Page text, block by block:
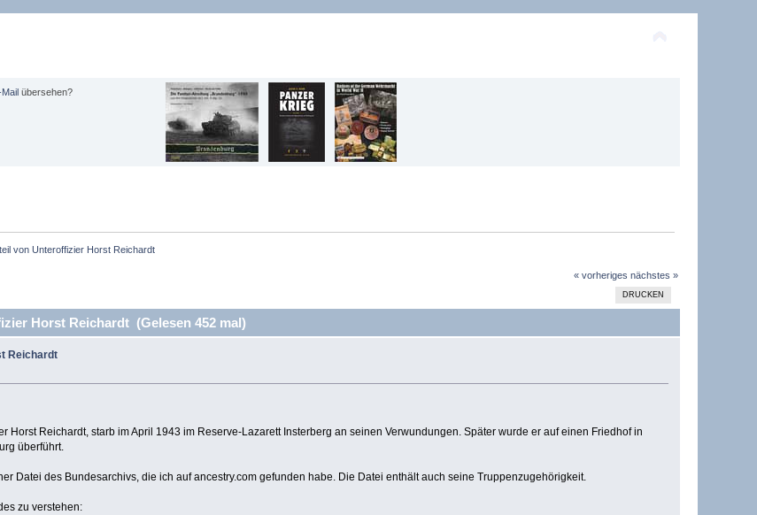
übersehen?
von Unteroffizier Horst Reichardt
« vorheriges nächstes »
DRUCKEN
Horst Reichardt (Gelesen 452 mal)
Reichardt
Horst Reichardt, starb im April 1943 im Reserve-Lazarett Insterberg an seinen Verwundungen. Später wurde er auf einen Friedhof in
überführt.
Datei des Bundesarchivs, die ich auf ancestry.com gefunden habe. Die Datei enthält auch seine Truppenzugehörigkeit.
zu verstehen: